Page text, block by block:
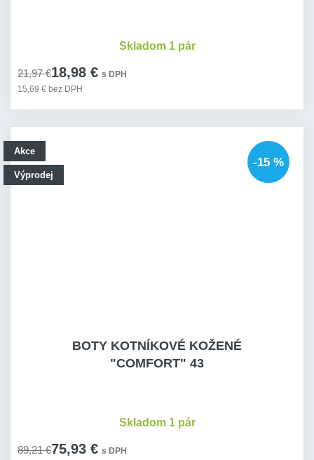
21,97 €18,98 € s DPH
15,69 € bez DPH
Skladom 1 pár
Akce
Výprodej
-15 %
BOTY KOTNÍKOVÉ KOŽENÉ
"COMFORT" 43
89,21 €75,93 € s DPH
Skladom 1 pár